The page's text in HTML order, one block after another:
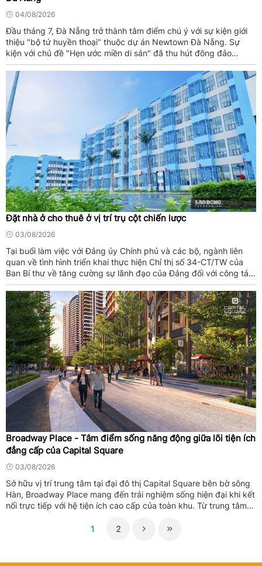
04/08/2026
Đầu tháng 7, Đà Nẵng trở thành tâm điểm chú ý với sự kiện giới
thiệu "bộ tứ huyền thoại" thuộc dự án Newtown Đà Nẵng. Sự
kiện với chủ đề "Hẹn ước miền di sản" đã thu hút đông đảo
khách hàng và nhà đầu tư đến tham dự, tìm hiểu dự án.
Đặt nhà ở cho thuê ở vị trí trụ cột chiến lược
03/08/2026
Tại buổi làm việc với Đảng ủy Chính phủ và các bộ, ngành liên
quan về tình hình triển khai thực hiện Chỉ thị số 34-CT/TW của
Ban Bí thư về tăng cường sự lãnh đạo của Đảng đối với công tác
phát triển nhà ở xã hội trong tình hình mới ngày 19.5.2026, ...
Broadway Place - Tâm điểm sống năng động giữa lõi tiện ích
đẳng cấp của Capital Square
03/08/2026
Sở hữu vị trí trung tâm tại đại đô thị Capital Square bên bờ sông
Hàn, Broadway Place mang đến trải nghiệm sống hiện đại khi kết
nối trực tiếp với hệ tiện ích cao cấp của toàn khu. Từ trung tâm
1
2